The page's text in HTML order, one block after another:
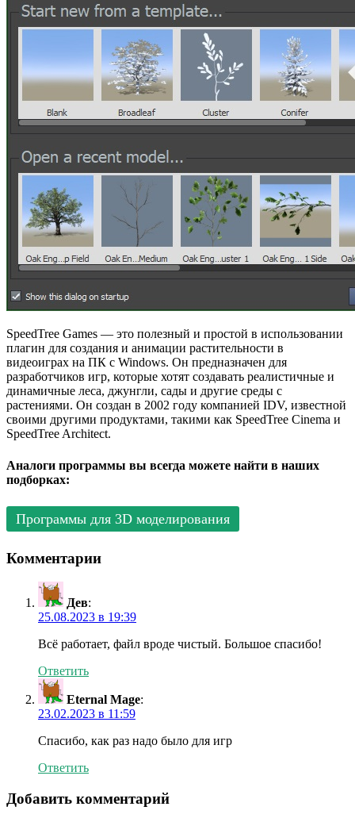
SpeedTree Games — это полезный и простой в использовании
плагин для создания и анимации растительности в
видеоиграх на ПК с Windows. Он предназначен для
разработчиков игр, которые хотят создавать реалистичные и
динамичные леса, джунгли, сады и другие среды с
растениями. Он создан в 2002 году компанией IDV, известной
своими другими продуктами, такими как SpeedTree Cinema и
SpeedTree Architect.
Аналоги программы вы всегда можете найти в наших
подборках:
Программы для 3D моделирования
Комментарии
Дев:
25.08.2023 в 19:39
Всё работает, файл вроде чистый. Большое спасибо!
Ответить
Eternal Mage:
23.02.2023 в 11:59
Спасибо, как раз надо было для игр
Ответить
Добавить комментарий